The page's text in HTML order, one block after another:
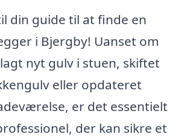
din guide til at finde en
i Bjergby! Uanset om
nyt gulv i stuen, skiftet
eller opdateret
er det essentielt
der kan sikre et